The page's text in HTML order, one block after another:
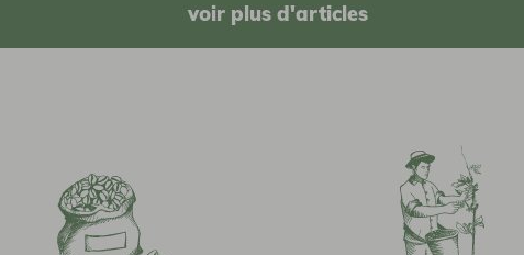
voir plus d'articles